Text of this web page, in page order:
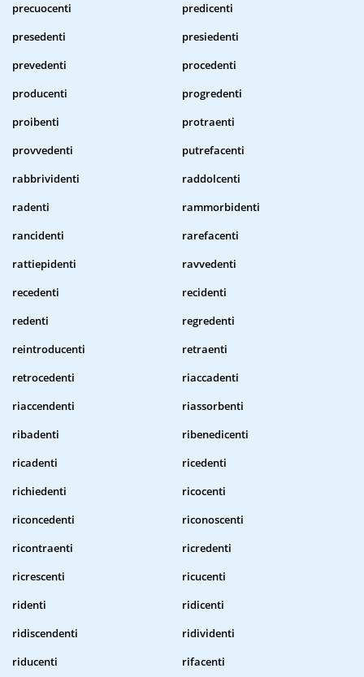
precuocenti
predicenti
presedenti
presiedenti
prevedenti
procedenti
producenti
progredenti
proibenti
protraenti
provvedenti
putrefacenti
rabbrividenti
raddolcenti
radenti
rammorbidenti
rancidenti
rarefacenti
rattiepidenti
ravvedenti
recedenti
recidenti
redenti
regredenti
reintroducenti
retraenti
retrocedenti
riaccadenti
riaccendenti
riassorbenti
ribadenti
ribenedicenti
ricadenti
ricedenti
richiedenti
ricocenti
riconcedenti
riconoscenti
ricontraenti
ricredenti
ricrescenti
ricucenti
ridenti
ridicenti
ridiscendenti
ridividenti
riducenti
rifacenti